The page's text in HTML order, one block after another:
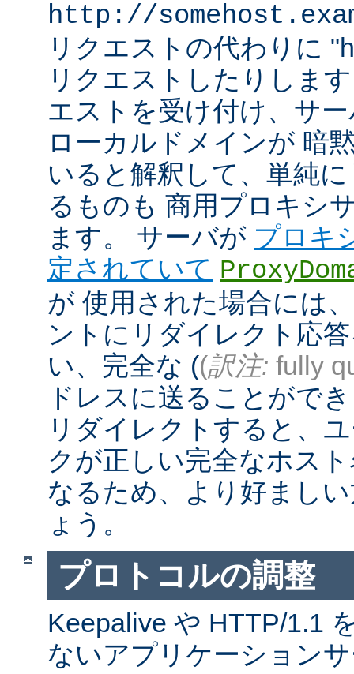
http://
リクエストの代わりに
リクエストしたりしま
エストを受け付け、サ
ローカルドメインが 暗
いると解釈して、単純
るものも 商用プロキシ
ます。 サーバが プロキ
定されていて
が 使用された場合には
ントにリダイレクト応
い、完全な ((訳注: fully
ドレスに送ることがで
リダイレクトすると、
クが正しい完全なホス
なるため、より好まし
ょう。
プロトコルの調整
Keepalive や HTTP/1.1
ないアプリケーション